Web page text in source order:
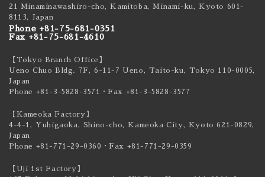
21 Minaminawashiro-cho, Kamitoba, Minami-ku,Kyoto 601-
8113, Japan
Phone +81-75-681-0351
Fax +81-75-681-4610
【Tokyo Branch Office】
Ueno Chuo Bldg. 7F, 6-11-7 Ueno, Taito-ku, Tokyo 110-0005,
Japan
Phone +81-3-5828-3571
・Fax +81-3-5828-3577
【Kameoka Factory】
4-4-1, Yuhigaoka, Shino-cho, Kameoka City, Kyoto 621-0829,
Japan
Phone +81-771-29-0360 ・Fax +81-771-29-0359
【Uji 1st Factory】